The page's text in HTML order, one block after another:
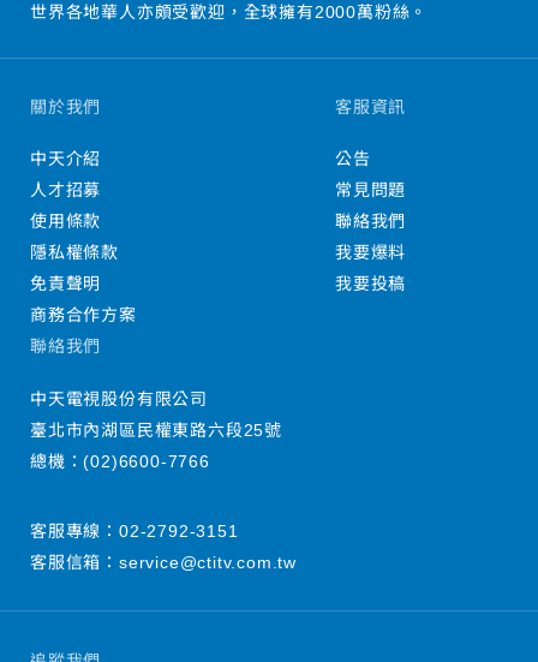
世界各地華人亦頗受歡迎，全球擁有2000萬粉絲。
關於我們
中天介紹
人才招募
使用條款
隱私權條款
免責聲明
商務合作方案
客服資訊
公告
常見問題
聯絡我們
我要爆料
我要投稿
聯絡我們
中天電視股份有限公司
臺北市內湖區民權東路六段25號
總機：(02)6600-7766
客服專線： 02-2792-3151
客服信箱： service@ctitv.com.tw